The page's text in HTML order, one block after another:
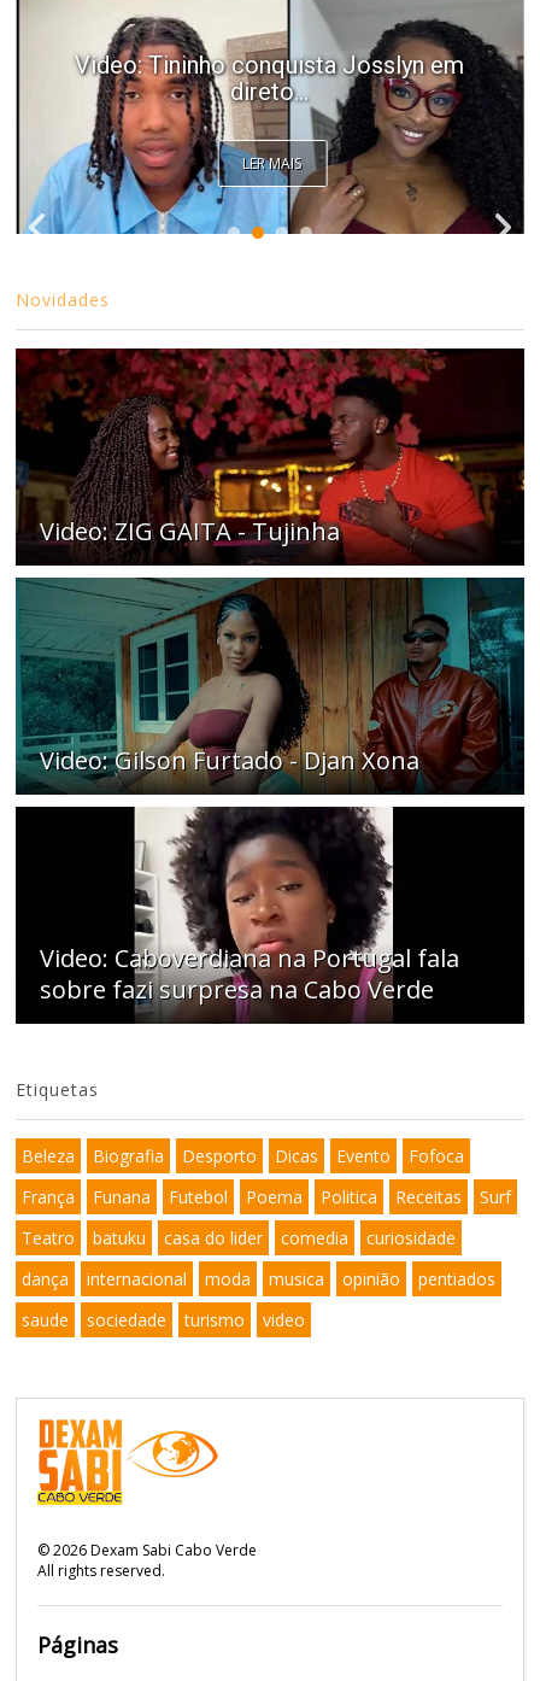
Video: Tininho conquista Josslyn em
direto...
LER MAIS
Novidades
Video: ZIG GAITA - Tujinha
Video: Gilson Furtado - Djan Xona
Video: Caboverdiana na Portugal fala
sobre fazi surpresa na Cabo Verde
Etiquetas
Beleza Biografia Desporto Dicas Evento
Fofoca
França
Funana Futebol Poema Politica Receitas
Surf
Teatro
batuku casa do lider comedia
curiosidade
dança
internacional moda musica opinião
pentiados
saude
sociedade turismo video
©2026Dexam Sabi Cabo Verde
All rights reserved.
Páginas